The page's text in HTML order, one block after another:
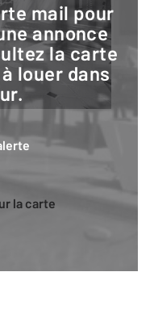
annonce
la carte
louer dans
la carte